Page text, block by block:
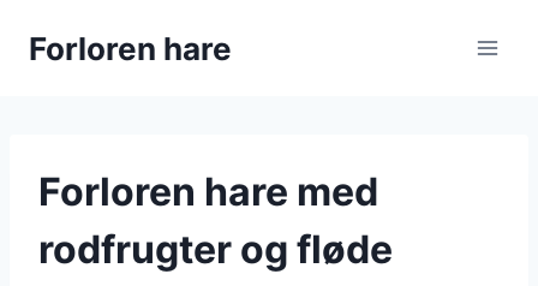
Forloren hare
Forloren hare med
rodfrugter og fløde